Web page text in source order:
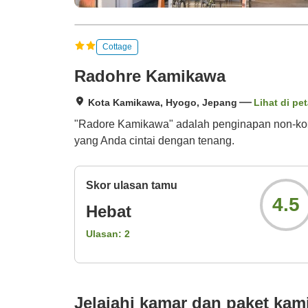
Cottage
Radohre Kamikawa
Kota Kamikawa, Hyogo, Jepang Lihat di
"Radore Kamikawa" adalah penginapan non-
yang Anda cintai dengan tenang.
Skor ulasan tamu
Hebat
Ulasan: 2
4.5
Jelajahi kamar dan paket